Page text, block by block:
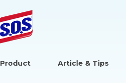
Product Article & Tips